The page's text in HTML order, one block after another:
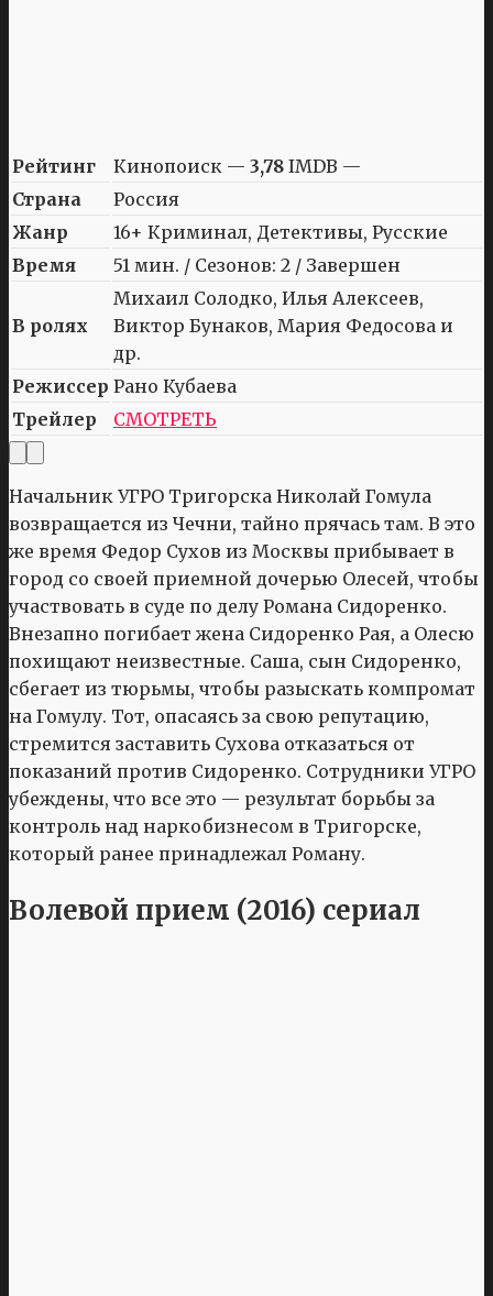
Рейтинг Кинопоиск — 3,78 IMDB —
Страна
Россия
Жанр
16+ Криминал, Детективы, Русские
Время
51 мин. / Сезонов: 2 / Завершен
В ролях
Михаил Солодко, Илья Алексеев,
Виктор Бунаков, Мария Федосова и
др.
Режиссер Рано Кубаева
Трейлер
СМОТРЕТЬ
Начальник УГРО Тригорска Николай Гомула
возвращается из Чечни, тайно прячась там. В это
же время Федор Сухов из Москвы прибывает в
город со своей приемной дочерью Олесей, чтобы
участвовать в суде по делу Романа Сидоренко.
Внезапно погибает жена Сидоренко Рая, а Олесю
похищают неизвестные. Саша, сын Сидоренко,
сбегает из тюрьмы, чтобы разыскать компромат
на Гомулу. Тот, опасаясь за свою репутацию,
стремится заставить Сухова отказаться от
показаний против Сидоренко. Сотрудники УГРО
убеждены, что все это — результат борьбы за
контроль над наркобизнесом в Тригорске,
который ранее принадлежал Роману.
Волевой прием (2016) сериал